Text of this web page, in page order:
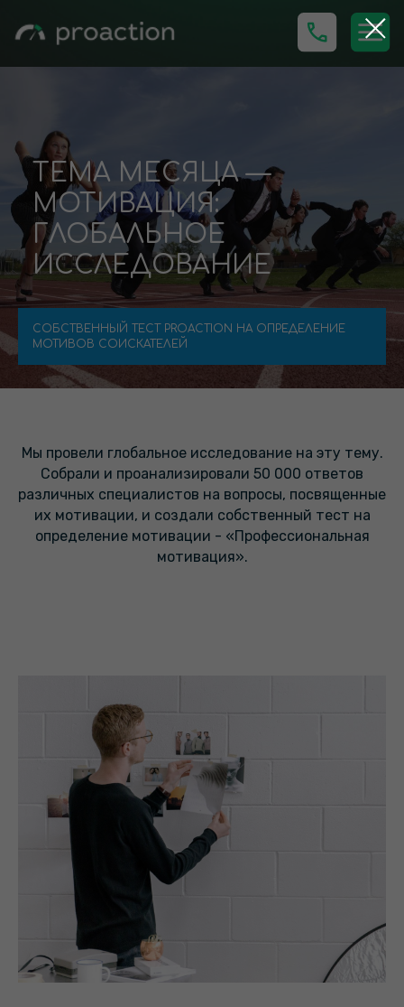
ТЕМА МЕСЯЦА —
МОТИВАЦИЯ:
ГЛОБАЛЬНОЕ
ИССЛЕДОВАНИЕ
СОБСТВЕННЫЙ ТЕСТ PROACTION НА ОПРЕДЕЛЕНИЕ
МОТИВОВ СОИСКАТЕЛЕЙ
Мы провели глобальное исследование на эту тему.
Собрали и проанализировали 50 000 ответов
различных специалистов на вопросы, посвященные
их мотивации, и создали собственный тест на
определение мотивации - «Профессиональная
мотивация».